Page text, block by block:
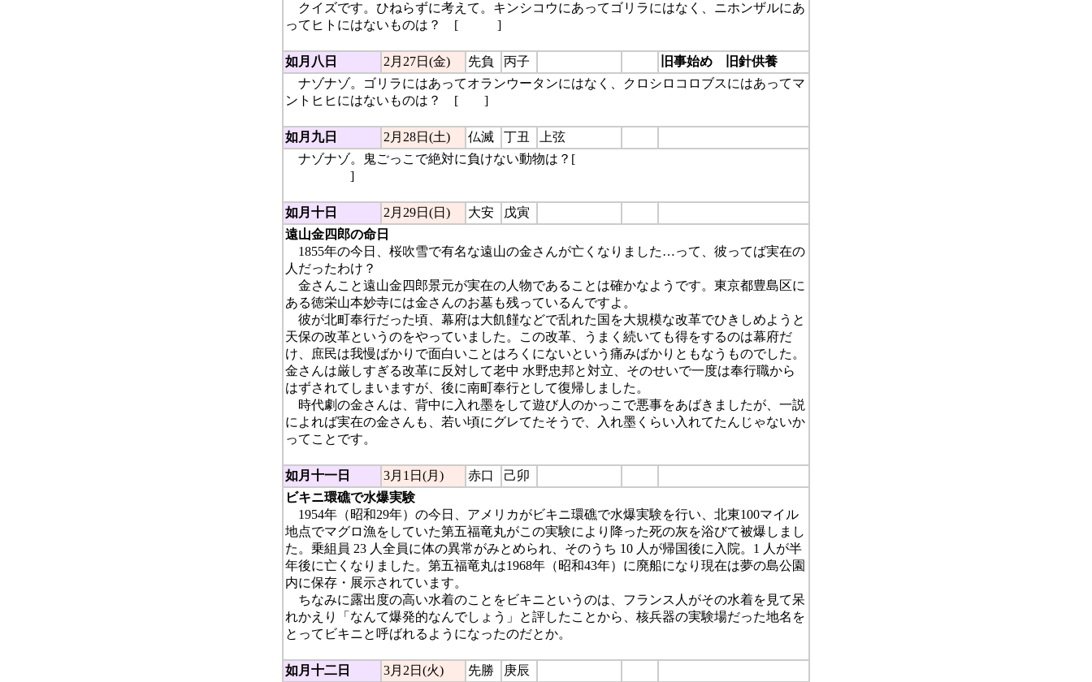
クイズです。ひねらずに考えて。キンシコウにあってゴリラにはなく、ニホンザルにあ
ってヒトにはないものは？ [
]
如月八日 2月27日(金) 先負 丙子
旧事始め 旧針供養
ナゾナゾ。ゴリラにはあってオランウータンにはなく、クロシロコロブスにはあってマ
ントヒヒにはないものは？ [
]
如月九日 2月28日(土) 仏滅 丁丑
上弦
ナゾナゾ。鬼ごっこで絶対に負けない動物は？[
]
如月十日 2月29日(日) 大安
戊寅
遠山金四郎の命日
1855年の今日、桜吹雪で有名な遠山の金さんが亡くなりました…って、彼ってば実在の
人だったわけ？
金さんこと遠山金四郎景元が実在の人物であることは確かなようです。東京都豊島区に
ある徳栄山本妙寺には金さんのお墓も残っているんですよ。
彼が北町奉行だった頃、幕府は大飢饉などで乱れた国を大規模な改革でひきしめようと
天保の改革というのをやっていました。この改革、うまく続いても得をするのは幕府だ
け、庶民は我慢ばかりで面白いことはろくにないという痛みばかりともなうものでした。
金さんは厳しすぎる改革に反対して老中 水野忠邦と対立、そのせいで一度は奉行職から
はずされてしまいますが、後に南町奉行として復帰しました。
時代劇の金さんは、背中に入れ墨をして遊び人のかっこで悪事をあばきましたが、一説
によれば実在の金さんも、若い頃にグレてたそうで、入れ墨くらい入れてたんじゃないか
ってことです。
如月十一日 3月1日(月) 赤口
己卯
ビキニ環礁で水爆実験
1954年（昭和29年）の今日、アメリカがビキニ環礁で水爆実験を行い、北東100マイル
地点でマグロ漁をしていた第五福竜丸がこの実験により降った死の灰を浴びて被爆しまし
た。乗組員 23 人全員に体の異常がみとめられ、そのうち 10 人が帰国後に入院。1 人が半
年後に亡くなりました。第五福竜丸は1968年（昭和43年）に廃船になり現在は夢の島公園
内に保存・展示されています。
ちなみに露出度の高い水着のことをビキニというのは、フランス人がその水着を見て呆
れかえり「なんて爆発的なんでしょう」と評したことから、核兵器の実験場だった地名を
とってビキニと呼ばれるようになったのだとか。
如月十二日 3月2日(火) 先勝
庚辰